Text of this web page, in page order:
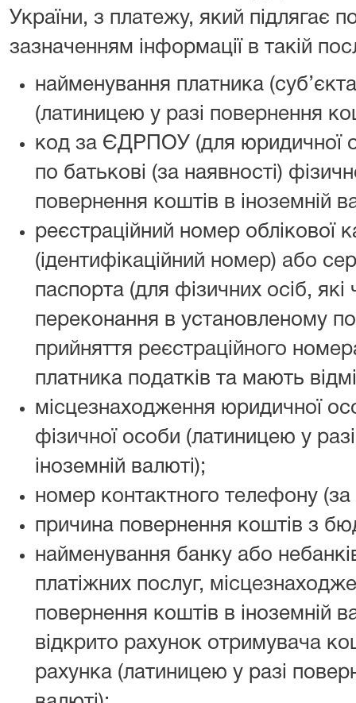
України, з платежу, який підлягає
зазначенням інформації в такій
найменування платника
(латиницею у разі повернення
код за ЄДРПОУ (для юридичної
по батькові (за наявності)
повернення коштів в іноземній
реєстраційний номер облікової
(ідентифікаційний номер) або
паспорта (для фізичних осіб, які
переконання в установленому
прийняття реєстраційного
платника податків та мають
місцезнаходження юридичної
фізичної особи (латиницею у
іноземній валюті);
номер контактного телефону
причина повернення коштів з
найменування банку або
платіжних послуг,
повернення коштів в іноземній
відкрито рахунок отримувача
рахунка (латиницею у разі